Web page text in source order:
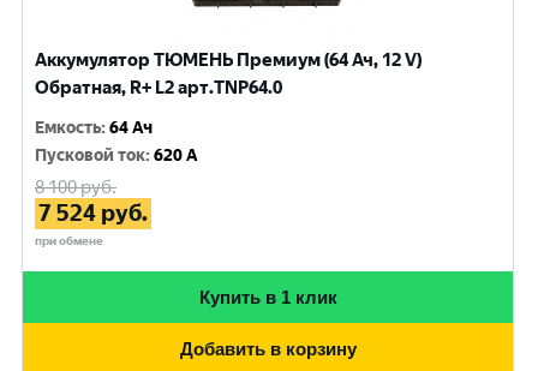
Аккумулятор ТЮМЕНЬ Премиум (64 Ач, 12 V)
Обратная, R+ L2 арт.TNP64.0
Емкость:64 Ач
Пусковой ток:620 A
8 100руб.
7 524 руб.
при обмене
Купить в 1 клик
Добавить в корзину